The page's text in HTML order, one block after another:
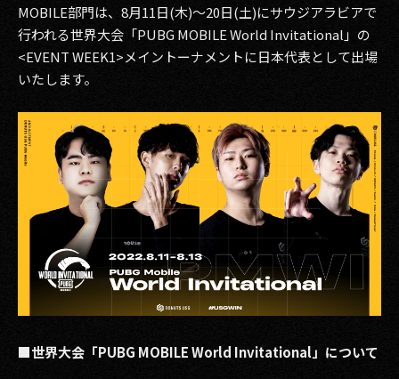
タテドラ
その他事業
2026
2025
2024
2023
2022
2021
2020
PRIVACY POLICY
MOBILE部門は、8月11日(木)〜20日(土)にサウジアラビアで
行われる世界大会「PUBG MOBILE World Invitational」の
<EVENT WEEK1>メイントーナメントに日本代表として出場
いたします。
■世界大会「PUBG MOBILE World Invitational」について